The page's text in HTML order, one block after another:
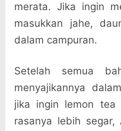
merata. Jika ingin
masukkan jahe,
dalam campuran.
Setelah semua
menyajikannya
jika ingin lemon tea
rasanya lebih segar,